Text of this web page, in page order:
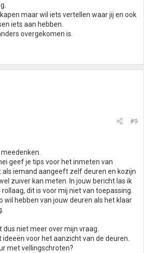
maar wil iets vertellen waar jij en ook
iets aan hebben.
overgekomen is.
#9
geef je tips voor het inmeten van
als iemand aangeeft zelf deuren en kozijn
zuiver kan meten. In jouw bericht las ik
dit is voor mij niet van toepassing.
wil hebben van jouw deuren als het klaar
niet meer over mijn vraag.
ideeën voor het aanzicht van de deuren.
met vellingschroten?